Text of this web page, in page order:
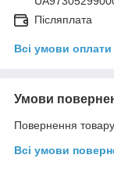
Післяплата
Всі умови оплати
Умови
Повернення
Всі умови